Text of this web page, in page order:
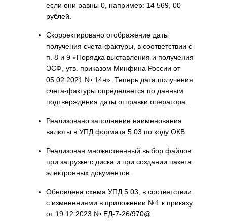
если они равны 0, например: 14 569, 00
рублей.
Скорректировано отображение даты
получения счета-фактуры, в соответствии с
п. 8 и 9 «Порядка выставления и получения
ЭСФ, утв. приказом Минфина России от
05.02.2021 № 14н». Теперь дата получения
счета-фактуры определяется по данным
подтверждения даты отправки оператора.
Реализовано заполнение наименования
валюты в УПД формата 5.03 по коду ОКВ.
Реализован множественный выбор файлов
при загрузке с диска и при создании пакета
электронных документов.
Обновлена схема УПД 5.03, в соответствии
с изменениями в приложении №1 к приказу
от 19.12.2023 № ЕД-7-26/970@.